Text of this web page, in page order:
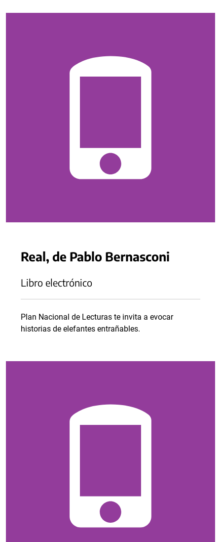
Real, de Pablo Bernasconi
Libro electrónico
Plan Nacional de Lecturas te invita a evocar
historias de elefantes entrañables.